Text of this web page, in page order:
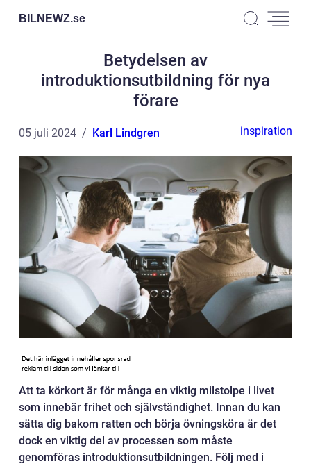
BILNEWZ.se
Betydelsen av
introduktionsutbildning för nya
förare
05 juli 2024 Karl Lindgren inspiration
Att ta körkort är för många en viktig milstolpe i livet
som innebär frihet och självständighet. Innan du kan
sätta dig bakom ratten och börja övningsköra är det
dock en viktig del av processen som måste
genomföras introduktionsutbildningen. Följ med i